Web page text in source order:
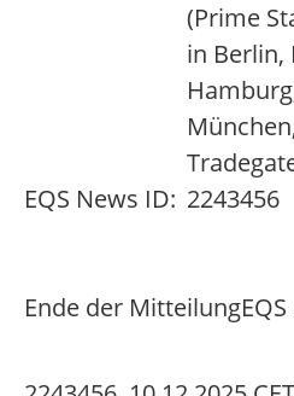
(Prime
in Berlin,
EQS News ID: 2243456
Ende der Mitteilung